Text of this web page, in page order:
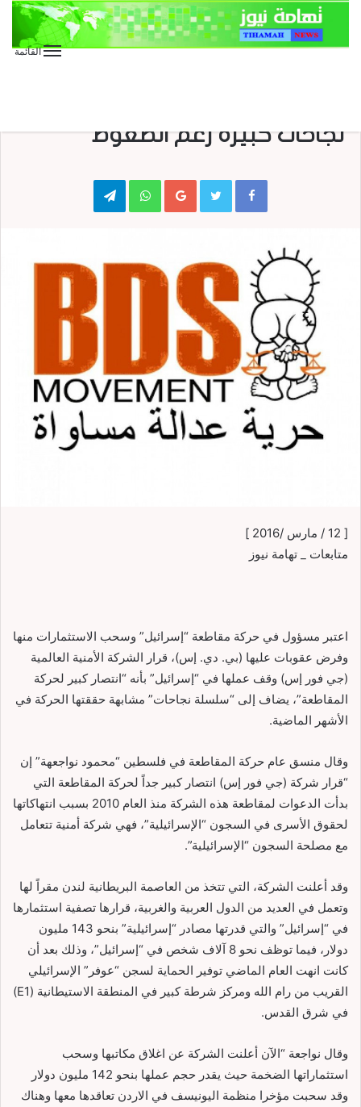
القائمة
نجاحات كبيرة رغم الضغوط
Google+
WhatsApp
Telegram
[ 12 / مارس /2016 ]
متابعات _ تهامة نيوز
اعتبر مسؤول في حركة مقاطعة “إسرائيل” وسحب الاستثمارات منها
وفرض عقوبات عليها (بي. دي. إس)، قرار الشركة الأمنية العالمية
(جي فور إس) وقف عملها في “إسرائيل” بأنه “انتصار كبير لحركة
المقاطعة”، يضاف إلى “سلسلة نجاحات” مشابهة حققتها الحركة في
الأشهر الماضية.
وقال منسق عام حركة المقاطعة في فلسطين “محمود نواجعهة” إن
“قرار شركة (جي فور إس) انتصار كبير جداً لحركة المقاطعة التي
بدأت الدعوات لمقاطعة هذه الشركة منذ العام 2010 بسبب انتهاكاتها
لحقوق الأسرى في السجون “الإسرائيلية”، فهي شركة أمنية تتعامل
مع مصلحة السجون “الإسرائيلية”.
وقد أعلنت الشركة، التي تتخذ من العاصمة البريطانية لندن مقراً لها
وتعمل في العديد من الدول العربية والغربية، قرارها تصفية استثمارها
في “إسرائيل” والتي قدرتها مصادر “إسرائيلية” بنحو 143 مليون
دولار، فيما توظف نحو 8 آلاف شخص في “إسرائيل”، وذلك بعد أن
كانت انهت العام الماضي توفير الحماية لسجن “عوفر” الإسرائيلي
القريب من رام الله ومركز شرطة كبير في المنطقة الاستيطانية (E1)
في شرق القدس.
وقال نواجعة “الآن أعلنت الشركة عن اغلاق مكاتبها وسحب
استثماراتها الضخمة حيث يقدر حجم عملها بنحو 142 مليون دولار
وقد سحبت مؤخرا منظمة اليونيسف في الاردن تعاقدها معها وهناك